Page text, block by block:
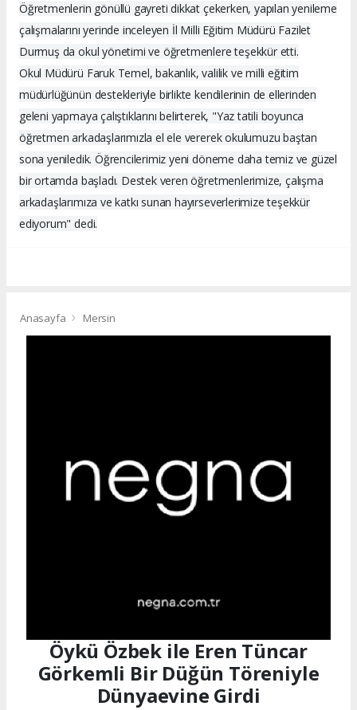
Öğretmenlerin gönüllü gayreti dikkat çekerken, yapılan yenileme
çalışmalarını yerinde inceleyen İl Milli Eğitim Müdürü Fazilet
Durmuş da okul yönetimi ve öğretmenlere teşekkür etti.
Okul Müdürü Faruk Temel, bakanlık, valilik ve milli eğitim
müdürlüğünün destekleriyle birlikte kendilerinin de ellerinden
geleni yapmaya çalıştıklarını belirterek, "Yaz tatili boyunca
öğretmen arkadaşlarımızla el ele vererek okulumuzu baştan
sona yeniledik. Öğrencilerimiz yeni döneme daha temiz ve güzel
bir ortamda başladı. Destek veren öğretmenlerimize, çalışma
arkadaşlarımıza ve katkı sunan hayırseverlerimize teşekkür
ediyorum" dedi.
Anasayfa Mersin
Öykü Özbek ile Eren Tüncar
Görkemli Bir Düğün Töreniyle
Dünyaevine Girdi